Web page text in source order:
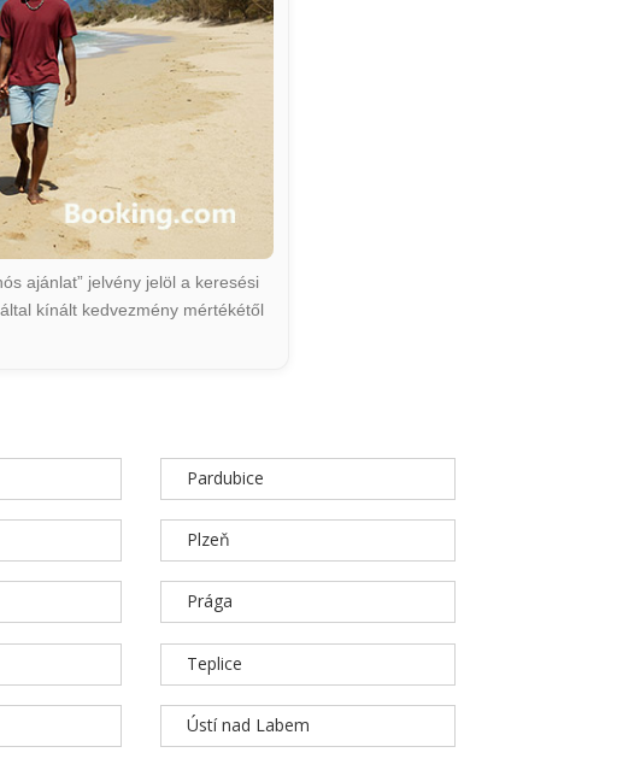
ajánlat” jelvény jelöl a keresési
kínált kedvezmény mértékétől
Pardubice
Plzeň
Prága
Teplice
Ústí nad Labem